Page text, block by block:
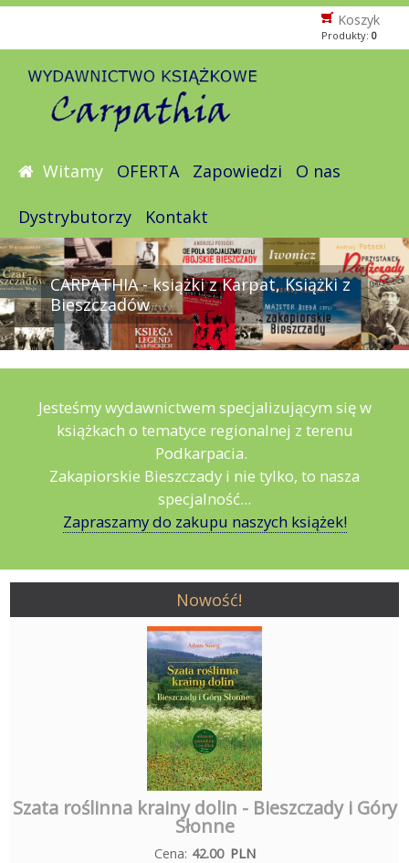
Koszyk
Produkty: 0
Witamy OFERTA Zapowiedzi O nas
Dystrybutorzy Kontakt
CARPATHIA - książki z Karpat, Książki z
Bieszczadów
Jesteśmy wydawnictwem specjalizującym się w
książkach o tematyce regionalnej z terenu
Podkarpacia.
Zakapiorskie Bieszczady i nie tylko, to nasza
specjalność...
Zapraszamy do zakupu naszych książek!
Nowość!
Szata roślinna krainy dolin - Bieszczady i Góry
Słonne
Cena: 42.00 PLN